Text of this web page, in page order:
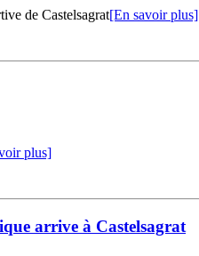
de Castelsagrat[En savoir plus]
plus]
arrive à Castelsagrat